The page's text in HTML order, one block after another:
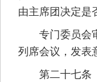
由主席团决定是
专门委员会审
列席会议，发表
第二十七条